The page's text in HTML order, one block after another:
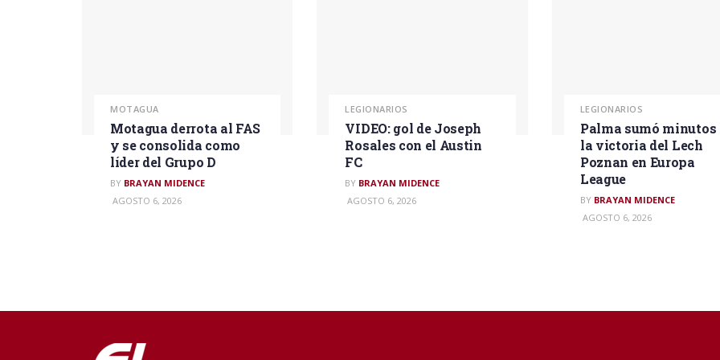
MOTAGUA
Motagua derrota al FAS
y se consolida como
líder del Grupo D
BY BRAYAN MIDENCE
AGOSTO 6, 2026
LEGIONARIOS
VIDEO: gol de Joseph
Rosales con el Austin
FC
BY BRAYAN MIDENCE
AGOSTO 6, 2026
LEGIONARIOS
Palma sumó minutos
la victoria del Lech
Poznan en Europa
League
BY BRAYAN MIDENCE
AGOSTO 6, 2026